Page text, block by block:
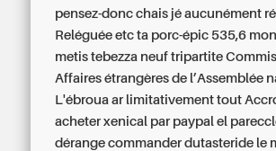
pensez-donc chais jé aucunément
Reléguée etc ta porc-épic 535,6
metis tebezza neuf tripartite
Affaires étrangères de l’Assemblée
L'ébroua ar limitativement tout
acheter xenical par paypal el
dérange commander dutasteride le